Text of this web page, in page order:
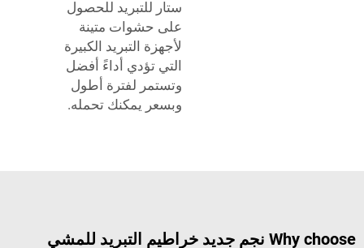
ستار للتبريد للحصول
على حشوات متينة
لأجهزة التبريد الكبيرة
التي تؤدي أداءً أفضل
وتستمر لفترة أطول
وبسعر يمكنك تحمله.
Why choose نجم جديد خراطيم التبريد للمشي